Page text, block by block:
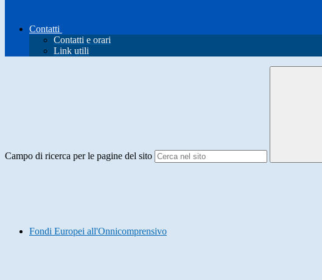
Contatti
Contatti e orari
Link utili
Campo di ricerca per le pagine del sito
Fondi Europei all'Onnicomprensivo